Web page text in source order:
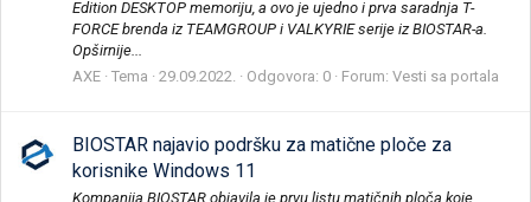
Edition DESKTOP memoriju, a ovo je ujedno i prva saradnja T-
FORCE brenda iz TEAMGROUP i VALKYRIE serije iz BIOSTAR-a.
Opširnije...
AXE Tema 29.09.2022. Odgovora: 0 Forum: Vesti sa portala
BIOSTAR najavio podršku za matične ploče za
korisnike Windows 11
Kompanija BIOSTAR objavila je prvu listu matičnih ploča koje